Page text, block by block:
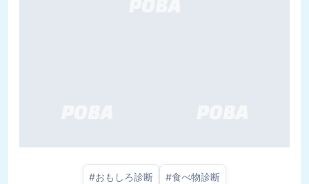
#おもしろ診断 #食べ物診断